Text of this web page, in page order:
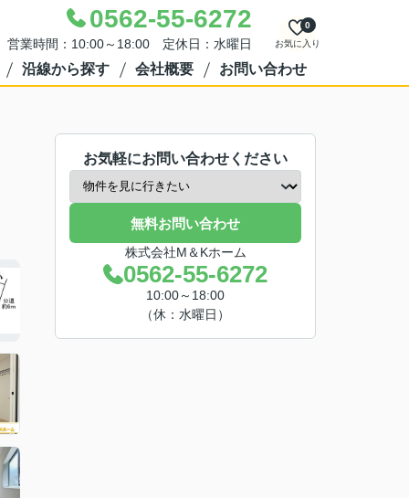
0562-55-6272
営業時間：10:00～18:00 定休日：水曜日 お気に入り
0
沿線から探す 会社概要 お問い合わせ
お気軽にお問い合わせください
無料お問い合わせ
株式会社M＆Kホーム
0562-55-6272
10:00～18:00
（休：水曜日）